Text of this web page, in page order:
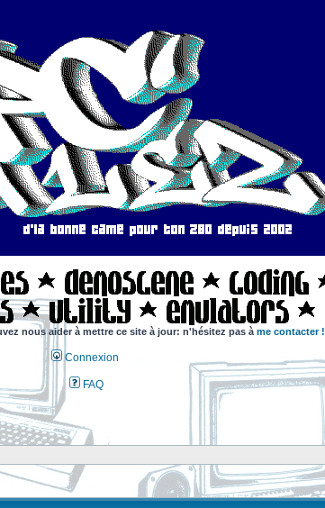
nous aider à mettre ce site à jour: n'hésitez pas à me contacter
Connexion
FAQ